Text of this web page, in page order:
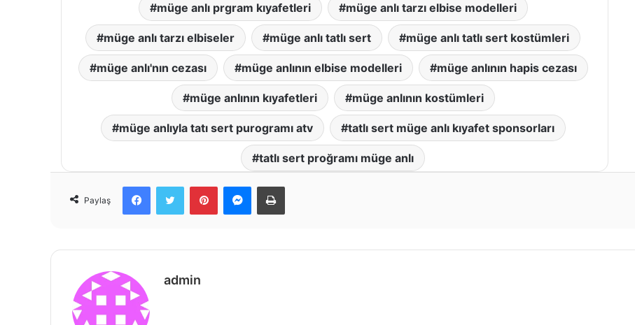
müge anlı prgram kıyafetleri müge anlı tarzı elbise modelleri
müge anlı tarzı elbiseler müge anlı tatlı sert müge anlı tatlı sert kostümleri
müge anlı'nın cezası müge anlının elbise modelleri müge anlının hapis cezası
müge anlının kıyafetleri müge anlının kostümleri
müge anlıyla tatı sert purogramı atv tatlı sert müge anlı kıyafet sponsorları
tatlı sert proğramı müge anlı
Paylaş
FacebookTwitter PinterestMessenger
Print
admin